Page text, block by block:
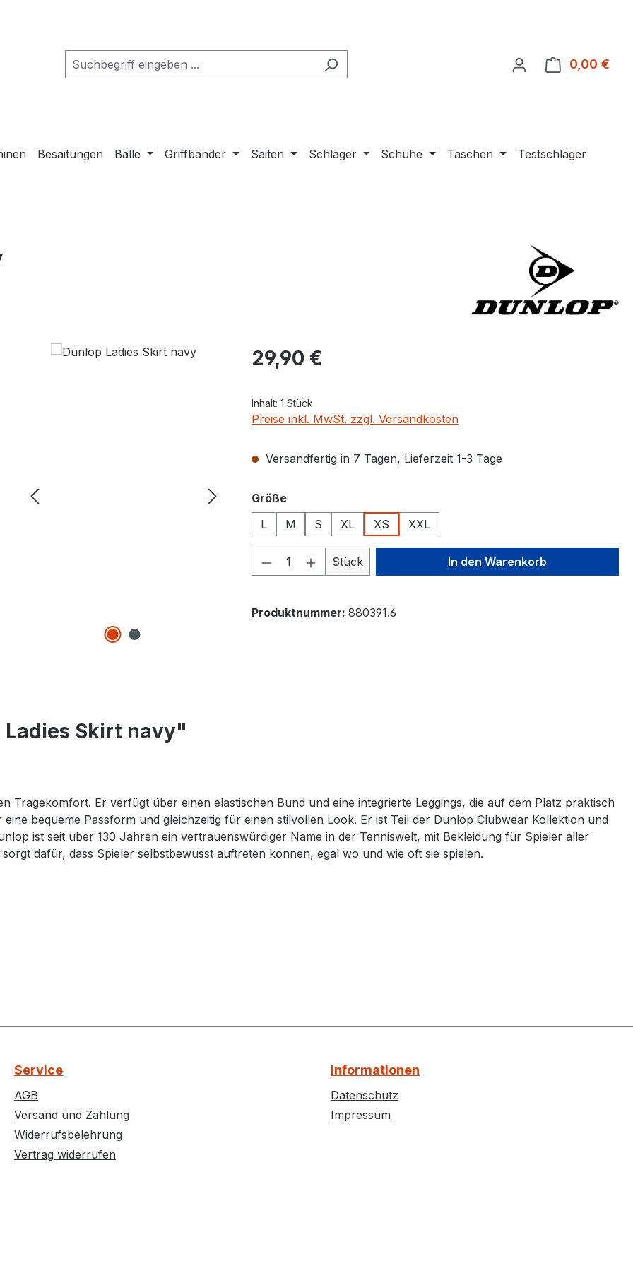
0,00 €
Besaitungen Bälle Griffbänder Saiten Schläger Schuhe Taschen
Testschläger
Regulärer Preis:
29,90 €
Inhalt: 1 Stück
Preise inkl. MwSt. zzgl. Versandkosten
Versandfertig in 7 Tagen, Lieferzeit 1-3 Tage
Größeauswählen
L
M S XL XS XXL
Produkt Anzahl: Gib den gewünschten Wert
Stück In den Warenkorb
Produktnummer: 880391.6
Skirt navy"
Tragekomfort. Er verfügt über einen elastischen Bund und eine integrierte Leggings, die auf dem Platz praktisch
bequeme Passform und gleichzeitig für einen stilvollen Look. Er ist Teil der Dunlop Clubwear Kollektion und
ist seit über 130 Jahren ein vertrauenswürdiger Name in der Tenniswelt, mit Bekleidung für Spieler aller
dafür, dass Spieler selbstbewusst auftreten können, egal wo und wie oft sie spielen.
Service
AGB
Versand und Zahlung
Widerrufsbelehrung
Vertrag widerrufen
Informationen
Datenschutz
Impressum